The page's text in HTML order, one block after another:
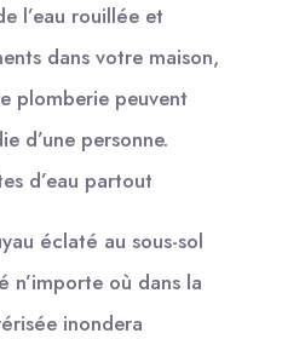
l’eau rouillée et
dans votre maison,
plomberie peuvent
d’une personne.
d’eau partout
éclaté au sous-sol
n’importe où dans la
inondera